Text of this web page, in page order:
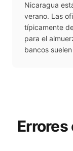
Nicaragua
verano. Las
típicamente
para el
bancos
Errores